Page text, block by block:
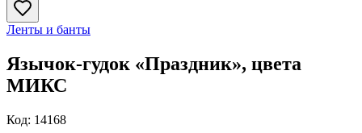
Ленты и банты
Язычок-гудок «Праздник», цвета
МИКС
Код: 14168